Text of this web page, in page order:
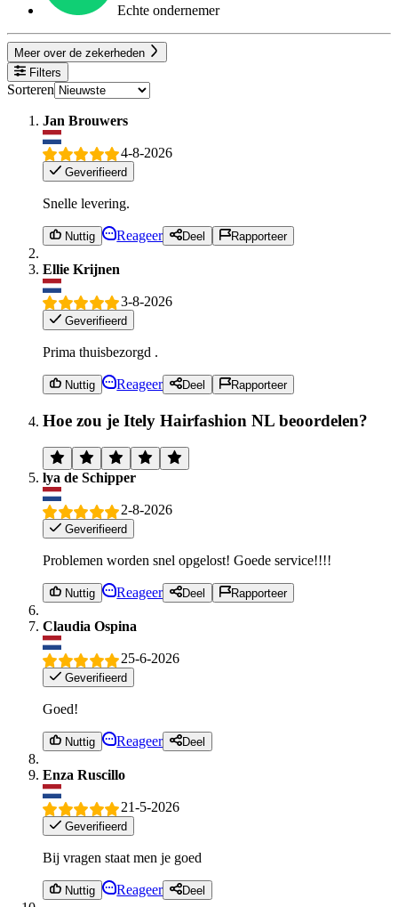
Echte ondernemer
Meer over de zekerheden
Filters
Sorteren
Jan Brouwers
4-8-2026
Geverifieerd
Snelle levering.
Nuttig Reageer Deel Rapporteer
Ellie Krijnen
3-8-2026
Geverifieerd
Prima thuisbezorgd .
Nuttig Reageer Deel Rapporteer
Hoe zou je Itely Hairfashion NL beoordelen?
lya de Schipper
2-8-2026
Geverifieerd
Problemen worden snel opgelost! Goede service!!!!
Nuttig Reageer Deel Rapporteer
Claudia Ospina
25-6-2026
Geverifieerd
Goed!
Nuttig Reageer Deel
Enza Ruscillo
21-5-2026
Geverifieerd
Bij vragen staat men je goed
Nuttig Reageer Deel